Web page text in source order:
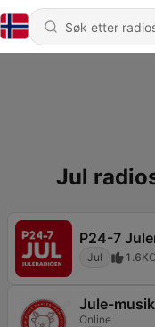
Jul
P24-7
Jul 1.6K
Jule-
Online